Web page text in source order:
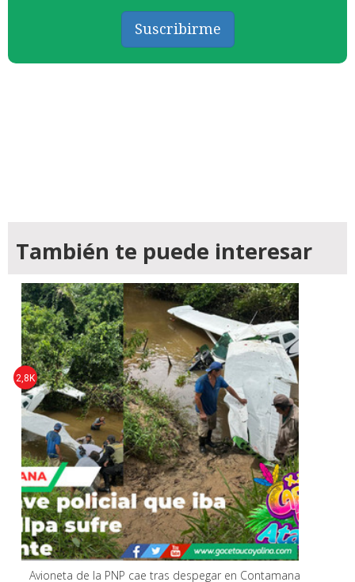
Suscribirme
También te puede interesar
Avioneta de la PNP cae tras despegar en Contamana
2,8K